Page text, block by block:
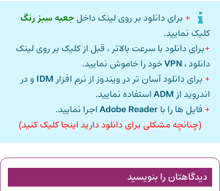
+ برای دانلود بر روی لینک داخلجعبه سبز رنگ
کلیک نمایید.
+برای دانلود با سرعت بالاتر ، قبل از کلیک بر روی لینک
دانلود ، VPNخود را خاموش نمایید.
+ برای دانلود آسان تر در ویندوز از نرم افزار IDM و در
اندروید از ADMاستفاده نمایید.
+ فایل ها را باAdobe Readerاجرا نمایید.
(چنانچه مشکلی برای دانلود دارید اینجا کلیک کنید)
دیدگاهتان را بنویسید